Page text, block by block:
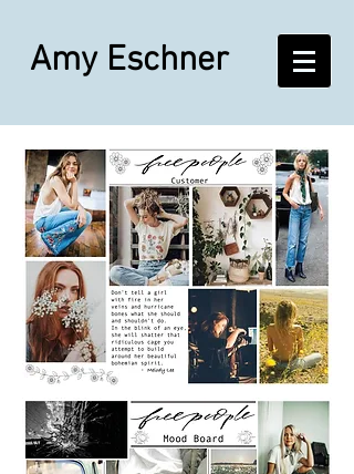
Amy Eschner